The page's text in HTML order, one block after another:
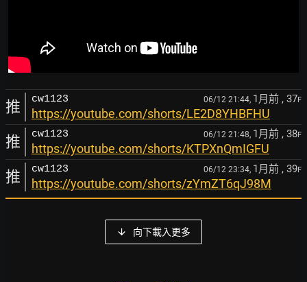
推 cw1123 06/12 21:44, 1月前 , 37F
https://youtube.com/shorts/LE2D8YHBFHU
推 cw1123 06/12 21:48, 1月前 , 38F
https://youtube.com/shorts/KTPXnQmIGFU
推 cw1123 06/12 23:34, 1月前 , 39F
https://youtube.com/shorts/zYmZT6qJ98M
向下載入更多